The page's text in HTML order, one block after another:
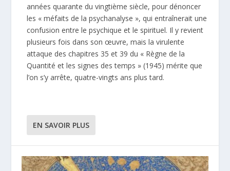
années quarante du vingtième siècle, pour dénoncer
les « méfaits de la psychanalyse », qui entraînerait une
confusion entre le psychique et le spirituel. Il y revient
plusieurs fois dans son œuvre, mais la virulente
attaque des chapitres 35 et 39 du « Règne de la
Quantité et les signes des temps » (1945) mérite que
l’on s’y arrête, quatre-vingts ans plus tard.
EN SAVOIR PLUS